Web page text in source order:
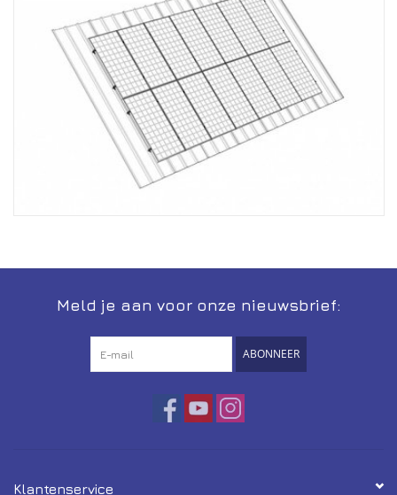
Meld je aan voor onze nieuwsbrief:
ABONNEER
Klantenservice